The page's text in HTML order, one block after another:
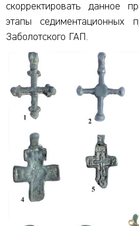
скорректировать данное
этапы седиментационных
Заболотского ГАП.